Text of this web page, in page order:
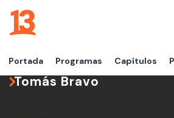
Portada Programas Capítulos
Tomás Bravo